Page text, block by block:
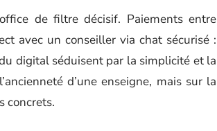
de filtre décisif. Paiements entre
avec un conseiller via chat sécurisé :
digital séduisent par la simplicité et la
d’une enseigne, mais sur la
concrets.